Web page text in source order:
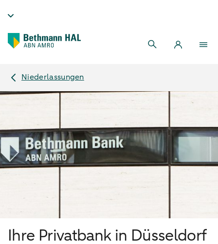
Niederlassungen
Ihre Privatbank in Düsseldorf